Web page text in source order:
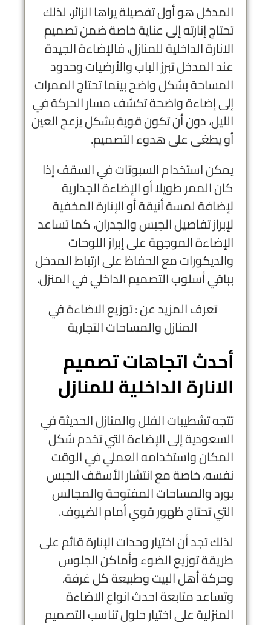
المدخل هو أول تفصيلة يراها الزائر، لذلك
تحتاج إنارته إلى عناية خاصة ضمن تصميم
الانارة الداخلية للمنازل، فالإضاءة الجيدة
عند المدخل تبرز الباب والأرضيات وحدود
المساحة بشكل واضح بينما تحتاج الممرات
إلى إضاءة واضحة تكشف مسار الحركة في
الليل، دون أن تكون قوية بشكل يزعج العين
أو يطغى على هدوء التصميم.
يمكن استخدام السبوتات في السقف إذا
كان الممر طويلا أو الإضاءة الجدارية
لإضافة لمسة أنيقة أو الإنارة المخفية
لإبراز تفاصيل الجبس والجدران، كما تساعد
الإضاءة الموجهة على إبراز اللوحات
والديكورات مع الحفاظ على ارتباط المدخل
بباقي أسلوب التصميم الداخلي في المنزل.
تعرف المزيد عن :توزيع الاضاءةفي
المنازل والمساحات التجارية
أحدث اتجاهات تصميم
الانارة الداخلية للمنازل
تتجهتشطيبات الفللوالمنازل الحديثة في
السعودية إلى الإضاءة التي تخدم شكل
المكان واستخدامه العملي في الوقت
نفسه، خاصة مع انتشار الأسقف الجبس
بورد والمساحات المفتوحة والمجالس
التي تحتاج ظهور قوي أمام الضيوف.
لذلك تجد أن اختيار وحدات الإنارة قائم على
طريقة توزيع الضوء وأماكن الجلوس
وحركة أهل البيت وطبيعة كل غرفة،
وتساعد متابعة احدث انواع الاضاءة
المنزلية على اختيار حلول تناسب التصميم